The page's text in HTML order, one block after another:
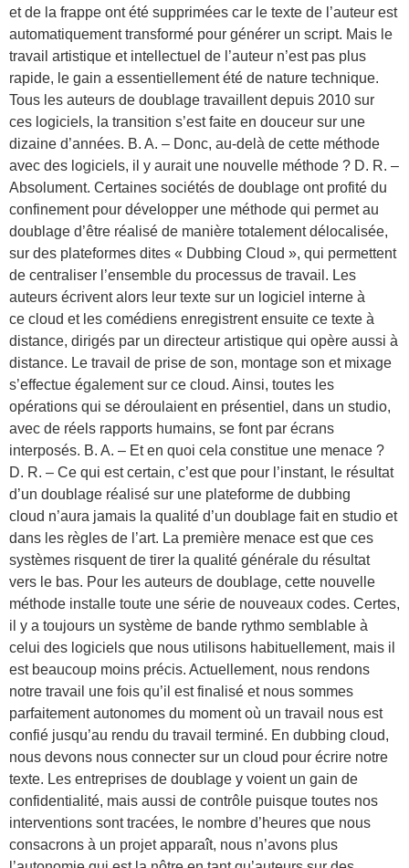
et de la frappe ont été supprimées car le texte de l’auteur est
automatiquement transformé pour générer un script. Mais le
travail artistique et intellectuel de l’auteur n’est pas plus
rapide, le gain a essentiellement été de nature technique.
Tous les auteurs de doublage travaillent depuis 2010 sur
ces logiciels, la transition s’est faite en douceur sur une
dizaine d’années. B. A. – Donc, au-delà de cette méthode
avec des logiciels, il y aurait une nouvelle méthode ? D. R. –
Absolument. Certaines sociétés de doublage ont profité du
confinement pour développer une méthode qui permet au
doublage d’être réalisé de manière totalement délocalisée,
sur des plateformes dites « Dubbing Cloud », qui permettent
de centraliser l’ensemble du processus de travail. Les
auteurs écrivent alors leur texte sur un logiciel interne à
ce cloud et les comédiens enregistrent ensuite ce texte à
distance, dirigés par un directeur artistique qui opère aussi à
distance. Le travail de prise de son, montage son et mixage
s’effectue également sur ce cloud. Ainsi, toutes les
opérations qui se déroulaient en présentiel, dans un studio,
avec de réels rapports humains, se font par écrans
interposés. B. A. – Et en quoi cela constitue une menace ?
D. R. – Ce qui est certain, c’est que pour l’instant, le résultat
d’un doublage réalisé sur une plateforme de dubbing
cloud n’aura jamais la qualité d’un doublage fait en studio et
dans les règles de l’art. La première menace est que ces
systèmes risquent de tirer la qualité générale du résultat
vers le bas. Pour les auteurs de doublage, cette nouvelle
méthode installe toute une série de nouveaux codes. Certes,
il y a toujours un système de bande rythmo semblable à
celui des logiciels que nous utilisons habituellement, mais il
est beaucoup moins précis. Actuellement, nous rendons
notre travail une fois qu’il est finalisé et nous sommes
parfaitement autonomes du moment où un travail nous est
confié jusqu’au rendu du travail terminé. En dubbing cloud,
nous devons nous connecter sur un cloud pour écrire notre
texte. Les entreprises de doublage y voient un gain de
confidentialité, mais aussi de contrôle puisque toutes nos
interventions sont tracées, le nombre d’heures que nous
consacrons à un projet apparaît, nous n’avons plus